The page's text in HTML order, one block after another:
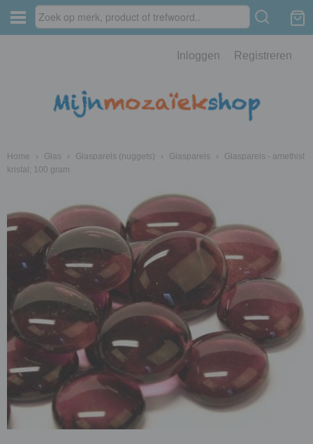
Inloggen Registreren
Home › Glas › Glasparels (nuggets) › Glasparels ›
Glasparels - amethist
kristal; 100 gram